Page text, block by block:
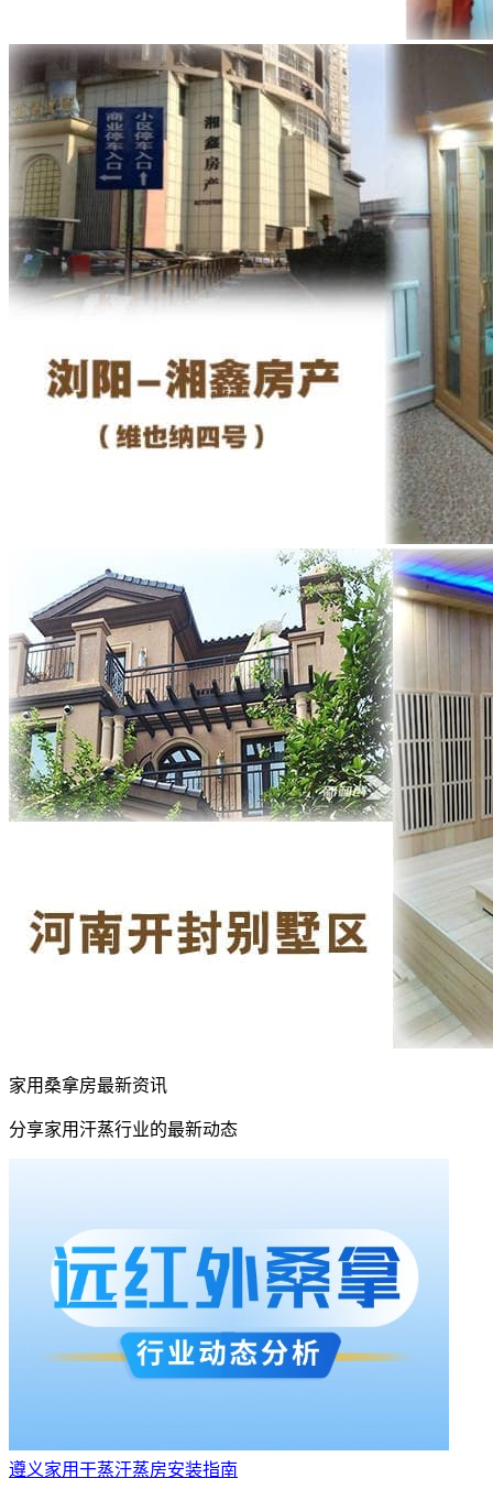
家用桑拿房最新资讯
分享家用汗蒸行业的最新动态
遵义家用干蒸汗蒸房安装指南